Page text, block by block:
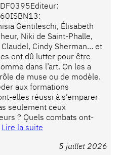
Gentileschi, Élisabeth
Niki de Saint-Phalle,
Cindy Sherman… et
ont dû lutter pour être
dans l’art. On les a
de muse ou de modèle.
aux formations
elles réussi à s’emparer
seulement ceux
? Quels combats ont-
Lire la suite
5 juillet 2026